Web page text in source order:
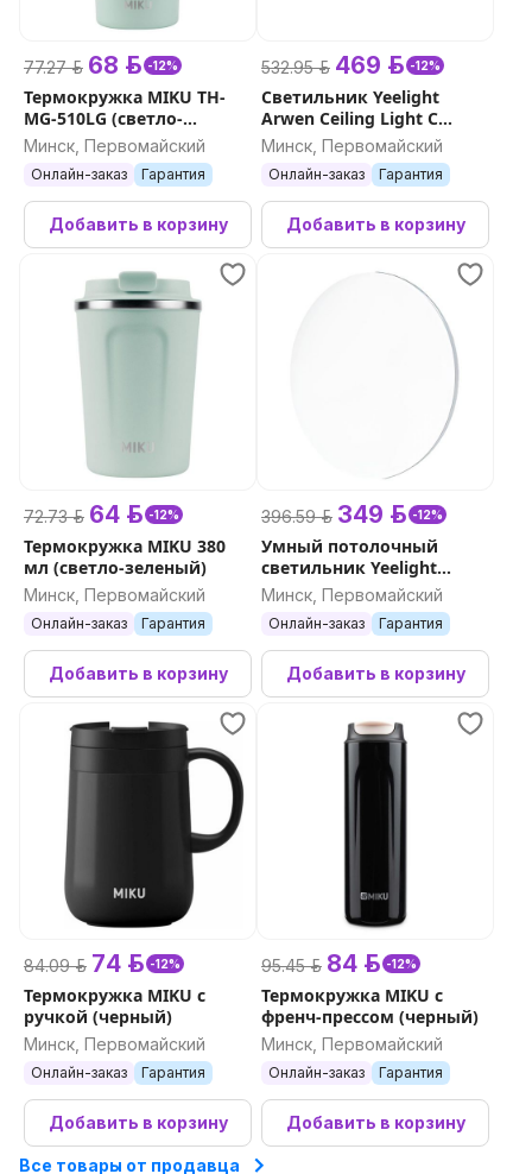
77.27 р. 68 р. -12%
Термокружка MIKU TH-
MG-510LG (светло-
зеленый)
Минск, Первомайский
Онлайн-заказ Гарантия
Добавить в корзину
532.95 р. 469 р. -12%
Светильник Yeelight
Arwen Ceiling Light C
серия 450С
Минск, Первомайский
Онлайн-заказ Гарантия
Добавить в корзину
72.73 р. 64 р. -12%
Термокружка MIKU 380
мл (светло-зеленый)
Минск, Первомайский
Онлайн-заказ Гарантия
Добавить в корзину
396.59 р. 349 р. -12%
Умный потолочный
светильник Yeelight
Defender Ceiling Light C400
Минск, Первомайский
Онлайн-заказ Гарантия
Добавить в корзину
84.09 р. 74 р. -12%
Термокружка MIKU с
ручкой (черный)
Минск, Первомайский
Онлайн-заказ Гарантия
Добавить в корзину
95.45 р. 84 р. -12%
Термокружка MIKU с
френч-прессом (черный)
Минск, Первомайский
Онлайн-заказ Гарантия
Добавить в корзину
Все товары от продавца